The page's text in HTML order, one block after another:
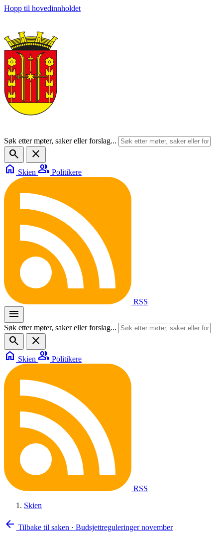
Hopp til hovedinnholdet
Søk etter møter, saker eller forslag...
search
close
home Skien group Politikere
RSS
menu
Søk etter møter, saker eller forslag...
search
close
home Skien group Politikere
RSS
Skien
arrow_back Tilbake til saken · Budsjettreguleringer november